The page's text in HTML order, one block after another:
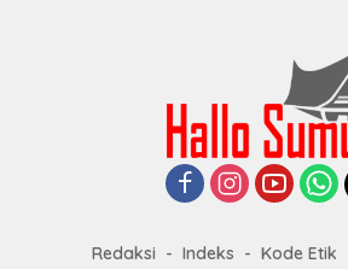
Redaksi Indeks Kode Etik